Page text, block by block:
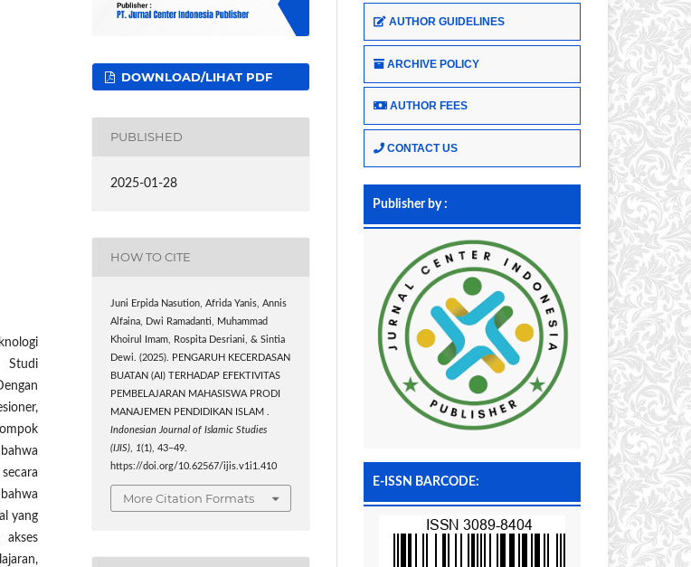
Studi
yang
akses
DOWNLOAD/LIHAT PDF
PUBLISHED
2025-01-28
HOW TO CITE
Juni Erpida Nasution, Afrida Yanis, Annis
Alfaina, Dwi Ramadanti, Muhammad
Khoirul Imam, Rospita Desriani, & Sintia
Dewi. (2025). PENGARUH KECERDASAN
BUATAN (AI) TERHADAP EFEKTIVITAS
PEMBELAJARAN MAHASISWA PRODI
MANAJEMEN PENDIDIKAN ISLAM .
Indonesian Journal of Islamic Studies
(IJIS)
1(1), 43–49.
https://doi.org/10.62567/ijis.v1i1.410
More Citation Formats
AUTHOR GUIDELINES
ARCHIVE POLICY
AUTHOR FEES
CONTACT US
Publisher by :
E-ISSN BARCODE: